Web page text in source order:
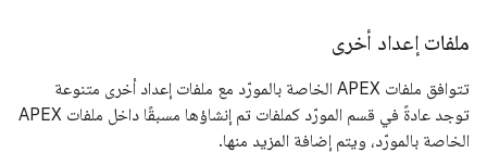
ملفات إعداد أخرى
تتوافق ملفات APEX الخاصة بالمورّد مع ملفات إعداد أخرى متنوعة
توجد عادةً في قسم المورّد كملفات تم إنشاؤها مسبقًا داخل ملفات APEX
الخاصة بالمورّد، ويتم إضافة المزيد منها.